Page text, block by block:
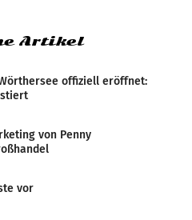
Artikel
offiziell eröffnet:
von Penny
vor